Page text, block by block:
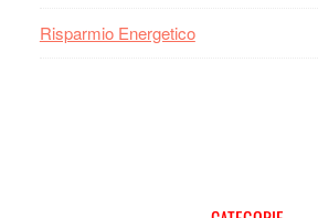
Risparmio Energetico